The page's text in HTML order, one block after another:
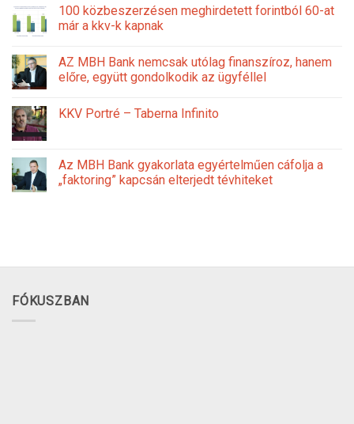
100 közbeszerzésen meghirdetett forintból 60-at
már a kkv-k kapnak
AZ MBH Bank nemcsak utólag finanszíroz, hanem
előre, együtt gondolkodik az ügyféllel
KKV Portré – Taberna Infinito
Az MBH Bank gyakorlata egyértelműen cáfolja a
„faktoring” kapcsán elterjedt tévhiteket
FÓKUSZBAN